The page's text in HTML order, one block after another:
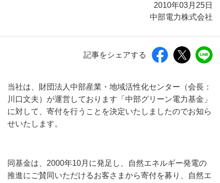
2010年03月25日
中部電力株式会社
記事をシェアする
当社は、財団法人中部産業・地域活性化センター（会長：
川口文夫）が運営しております「中部グリーン電力基金」
に対して、寄付を行うことを決定いたしましたのでお知ら
せいたします。
同基金は、2000年10月に発足し、自然エネルギー発電の
推進にご賛同いただけるお客さまから寄付を募り、自然エ